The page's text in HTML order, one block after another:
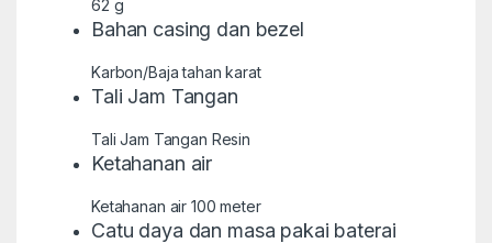
62 g
Bahan casing dan bezel
Karbon/Baja tahan karat
Tali Jam Tangan
Tali Jam Tangan Resin
Ketahanan air
Ketahanan air 100 meter
Catu daya dan masa pakai baterai